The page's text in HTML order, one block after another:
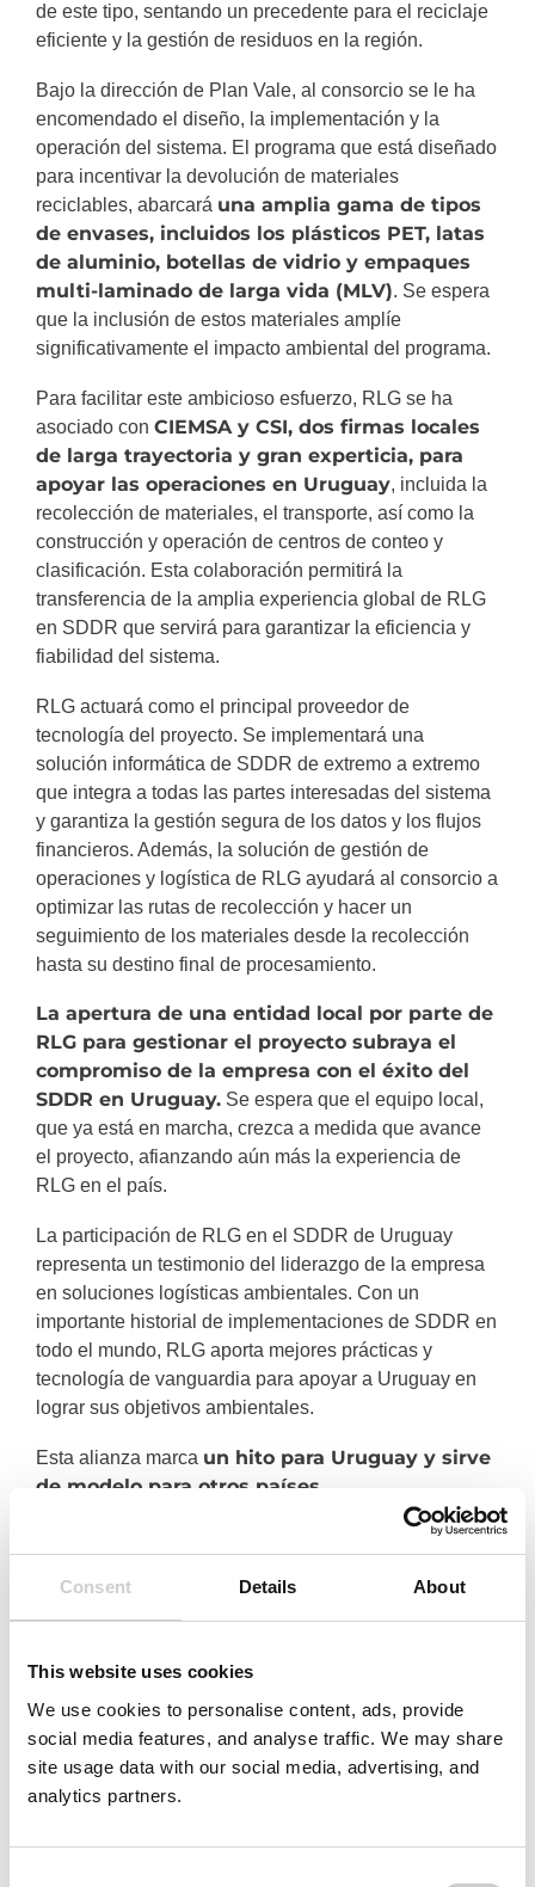
Consent Details About
This website uses cookies
We use cookies to personalise content, ads, provide
social media features, and analyse traffic. We may share
site usage data with our social media, advertising, and
analytics partners.
de este tipo, sentando un precedente para el reciclaje
eficiente y la gestión de residuos en la región.
Bajo la dirección de Plan Vale, al consorcio se le ha
encomendado el diseño, la implementación y la
operación del sistema. El programa que está diseñado
para incentivar la devolución de materiales
reciclables, abarcará una amplia gama de tipos
de envases, incluidos los plásticos PET, latas
de aluminio, botellas de vidrio y empaques
multi-laminado de larga vida (MLV). Se espera
que la inclusión de estos materiales amplíe
significativamente el impacto ambiental del programa.
Para facilitar este ambicioso esfuerzo, RLG se ha
asociado con CIEMSA y CSI, dos firmas locales
de larga trayectoria y gran experticia, para
apoyar las operaciones en Uruguay, incluida la
recolección de materiales, el transporte, así como la
construcción y operación de centros de conteo y
clasificación. Esta colaboración permitirá la
transferencia de la amplia experiencia global de RLG
en SDDR que servirá para garantizar la eficiencia y
fiabilidad del sistema.
RLG actuará como el principal proveedor de
tecnología del proyecto. Se implementará una
solución informática de SDDR de extremo a extremo
que integra a todas las partes interesadas del sistema
y garantiza la gestión segura de los datos y los flujos
financieros. Además, la solución de gestión de
operaciones y logística de RLG ayudará al consorcio a
optimizar las rutas de recolección y hacer un
seguimiento de los materiales desde la recolección
hasta su destino final de procesamiento.
La apertura de una entidad local por parte de
RLG para gestionar el proyecto subraya el
compromiso de la empresa con el éxito del
SDDR en Uruguay. Se espera que el equipo local,
que ya está en marcha, crezca a medida que avance
el proyecto, afianzando aún más la experiencia de
RLG en el país.
La participación de RLG en el SDDR de Uruguay
representa un testimonio del liderazgo de la empresa
en soluciones logísticas ambientales. Con un
importante historial de implementaciones de SDDR en
todo el mundo, RLG aporta mejores prácticas y
tecnología de vanguardia para apoyar a Uruguay en
lograr sus objetivos ambientales.
Esta alianza marca un hito para Uruguay y sirve
de modelo para otros países
que estén considerando
”
Patrick Wiedemann, CEO de RLG y CEO de
la División Comply de Reconomy
, comentó:
“RLG se enorgullece de traer su experiencia global